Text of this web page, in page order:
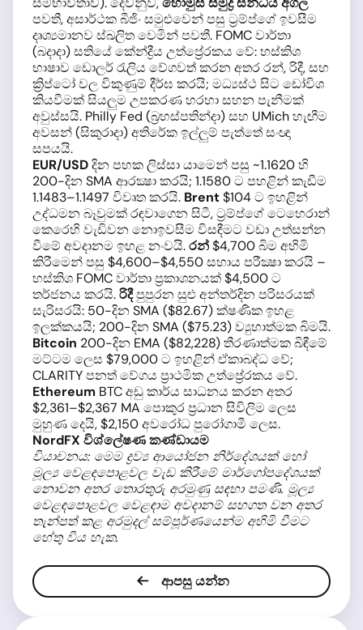
පවතී, අසාර්ථක බීජිං සමුළුවෙන් පසු ට්‍රම්ප්ගේ ඉවසීම
දෘශ්‍යමානව ස්ඛලිත වෙමින් පවතී. FOMC වාර්තා
(බදාදා) සතියේ කේන්ද්‍රීය උත්ප්‍රේරකය වේ: හස්කිශ
භාෂාව ඩොලර් රැලිය වේගවත් කරන අතර රන්, රිදී, සහ
ක්‍රිප්ටෝ වල විකුණුම් දීර්ඝ කරයි; මධ්‍යස්ථ සිට ඩෝවිශ
කියවීමක් සියලුම උපකරණ හරහා සහන පැනීමක්
අවුස්සයි. Philly Fed (බ්‍රහස්පතින්දා) සහ UMich හැඟීම
අවසන් (සිකුරාදා) අතිරේක ඉල්ලුම් පැත්තේ සංඥා
සපයයි.
EUR/USDදින පහක ලිස්සා යාමෙන් පසු ~1.1620 හි
200-දින SMA ආරක්‍ෂා කරයි; 1.1580 ට පහළින් කැඩීම
1.1483–1.1497 විවෘත කරයි. Brent$104 ට ඉහළින්
උද්ධමන බෑවුමක් රඳවාගෙන සිටී, ට්‍රම්ප්ගේ ටෙහෙරාන්
කෙරෙහි වැඩිවන නොඉවසීම විසඳීමට වඩා උත්සන්න
වීමේ අවදානම ඉහළ නංවයි.රන්$4,700 බිම අහිමි
කිරීමෙන් පසු $4,600–$4,550 සහාය පරීක්‍ෂා කරයි –
හස්කිශ FOMC වාර්තා ප්‍රකාශනයක් $4,500 ට
තර්ජනය කරයි.රිදීපුපුරන සුළු අන්තර්දින පරිසරයක්
සැරිසරයි: 50-දින SMA ($82.67) ක්ෂණික ඉහළ
ඉලක්කයයි; 200-දින SMA ($75.23) ව්‍යුහාත්මක බිමයි.
Bitcoin 200-දින EMA ($82,228) තීරණාත්මක බිඳීමේ
මට්ටම ලෙස $79,000 ට ඉහළින් ඒකාබද්ධ වේ;
CLARITY පනත් වේගය ප්‍රාථමික උත්ප්‍රේරකය වේ.
Ethereum BTC අඩු කාර්ය සාධනය කරන අතර
$2,361–$2,367 MA පොකුර ප්‍රධාන සිවිලිම ලෙස
මුහුණ දෙයි, $2,150 අවරෝධ පුරෝගාමී ලෙස.
NordFX විශ්ලේෂණ කණ්ඩායම
වියාචනය: මෙම ද්‍රව්‍ය ආයෝජන නිර්දේශයක් හෝ
මූල්‍ය වෙළඳපොළවල වැඩ කිරීමේ මාර්ගෝපදේශයක්
නොවන අතර තොරතුරු අරමුණු සඳහා පමණි. මූල්‍ය
වෙළඳපොළවල වෙළඳාම අවදානම් සහගත වන අතර
තැන්පත් කළ අරමුදල් සම්පූර්ණයෙන්ම අහිමි වීමට
හේතු විය හැක.
ආපසු යන්න